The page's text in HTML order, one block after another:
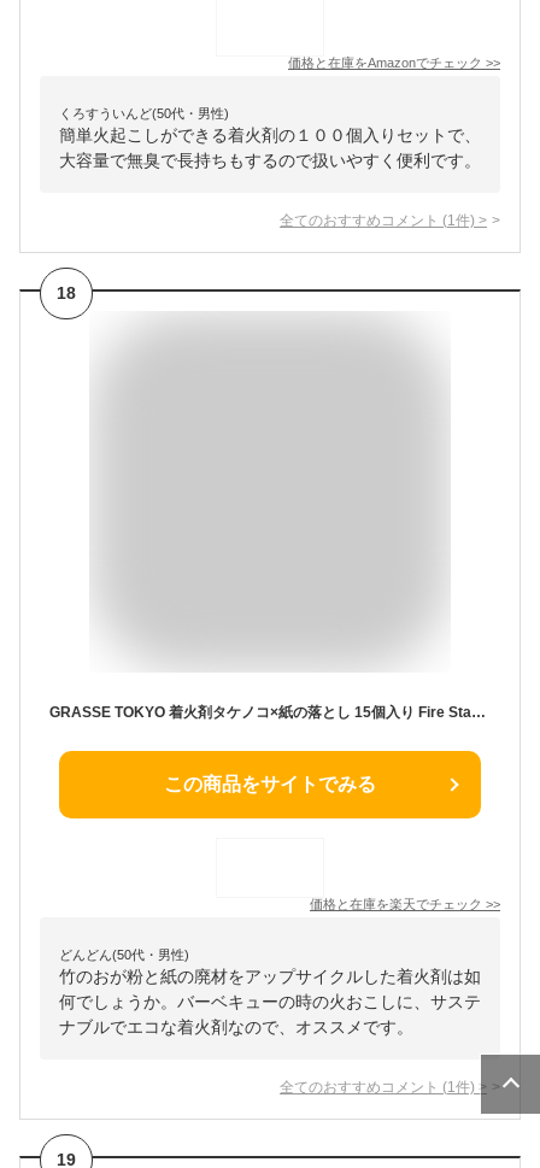
価格と在庫をAmazonでチェック >>
くろすういんど(50代・男性)
簡単火起こしができる着火剤の１００個入りセットで、
大容量で無臭で長持ちもするので扱いやすく便利です。
全てのおすすめコメント (1 件) >
18
GRASSE TOKYO 着火剤タケノコ×紙の落とし 15個入り Fire Starter TAKENOKO×KAMINOOTOSHI グラーストウキョウ 正規品 ◆アウトドア/outdoor/グッズ/点火/おがくず/竹/バンブー/ワックス/便利/リサイクル/エシカル/アップサイクル/植物由来/ナチュラル/natural
この商品をサイトでみる
価格と在庫を楽天でチェック >>
どんどん(50代・男性)
竹のおが粉と紙の廃材をアップサイクルした着火剤は如
何でしょうか。バーベキューの時の火おこしに、サステ
ナブルでエコな着火剤なので、オススメです。
全てのおすすめコメント (1 件) >
19